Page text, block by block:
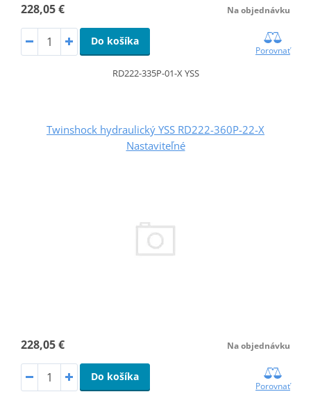
228,05 € Na objednávku
Do košíka
Porovnať
RD222-335P-01-X YSS
Twinshock hydraulický YSS RD222-360P-22-X
Nastaviteľné
228,05 € Na objednávku
Do košíka
Porovnať